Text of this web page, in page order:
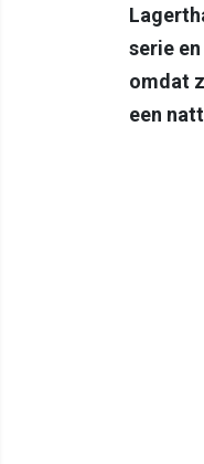
serie
omdat
een